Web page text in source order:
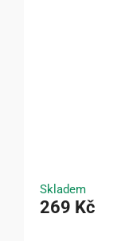
Skladem
269 Kč